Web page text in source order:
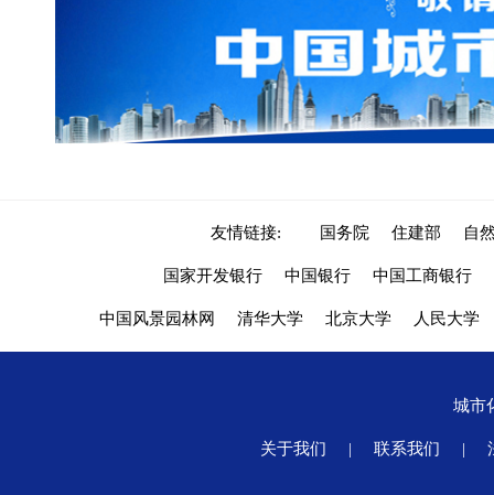
友情链接: 国务院 住建部 自
国家开发银行 中国银行 中国工商银行
中国风景园林网 清华大学 北京大学 人民大学
城市
关于我们 | 联系我们 |